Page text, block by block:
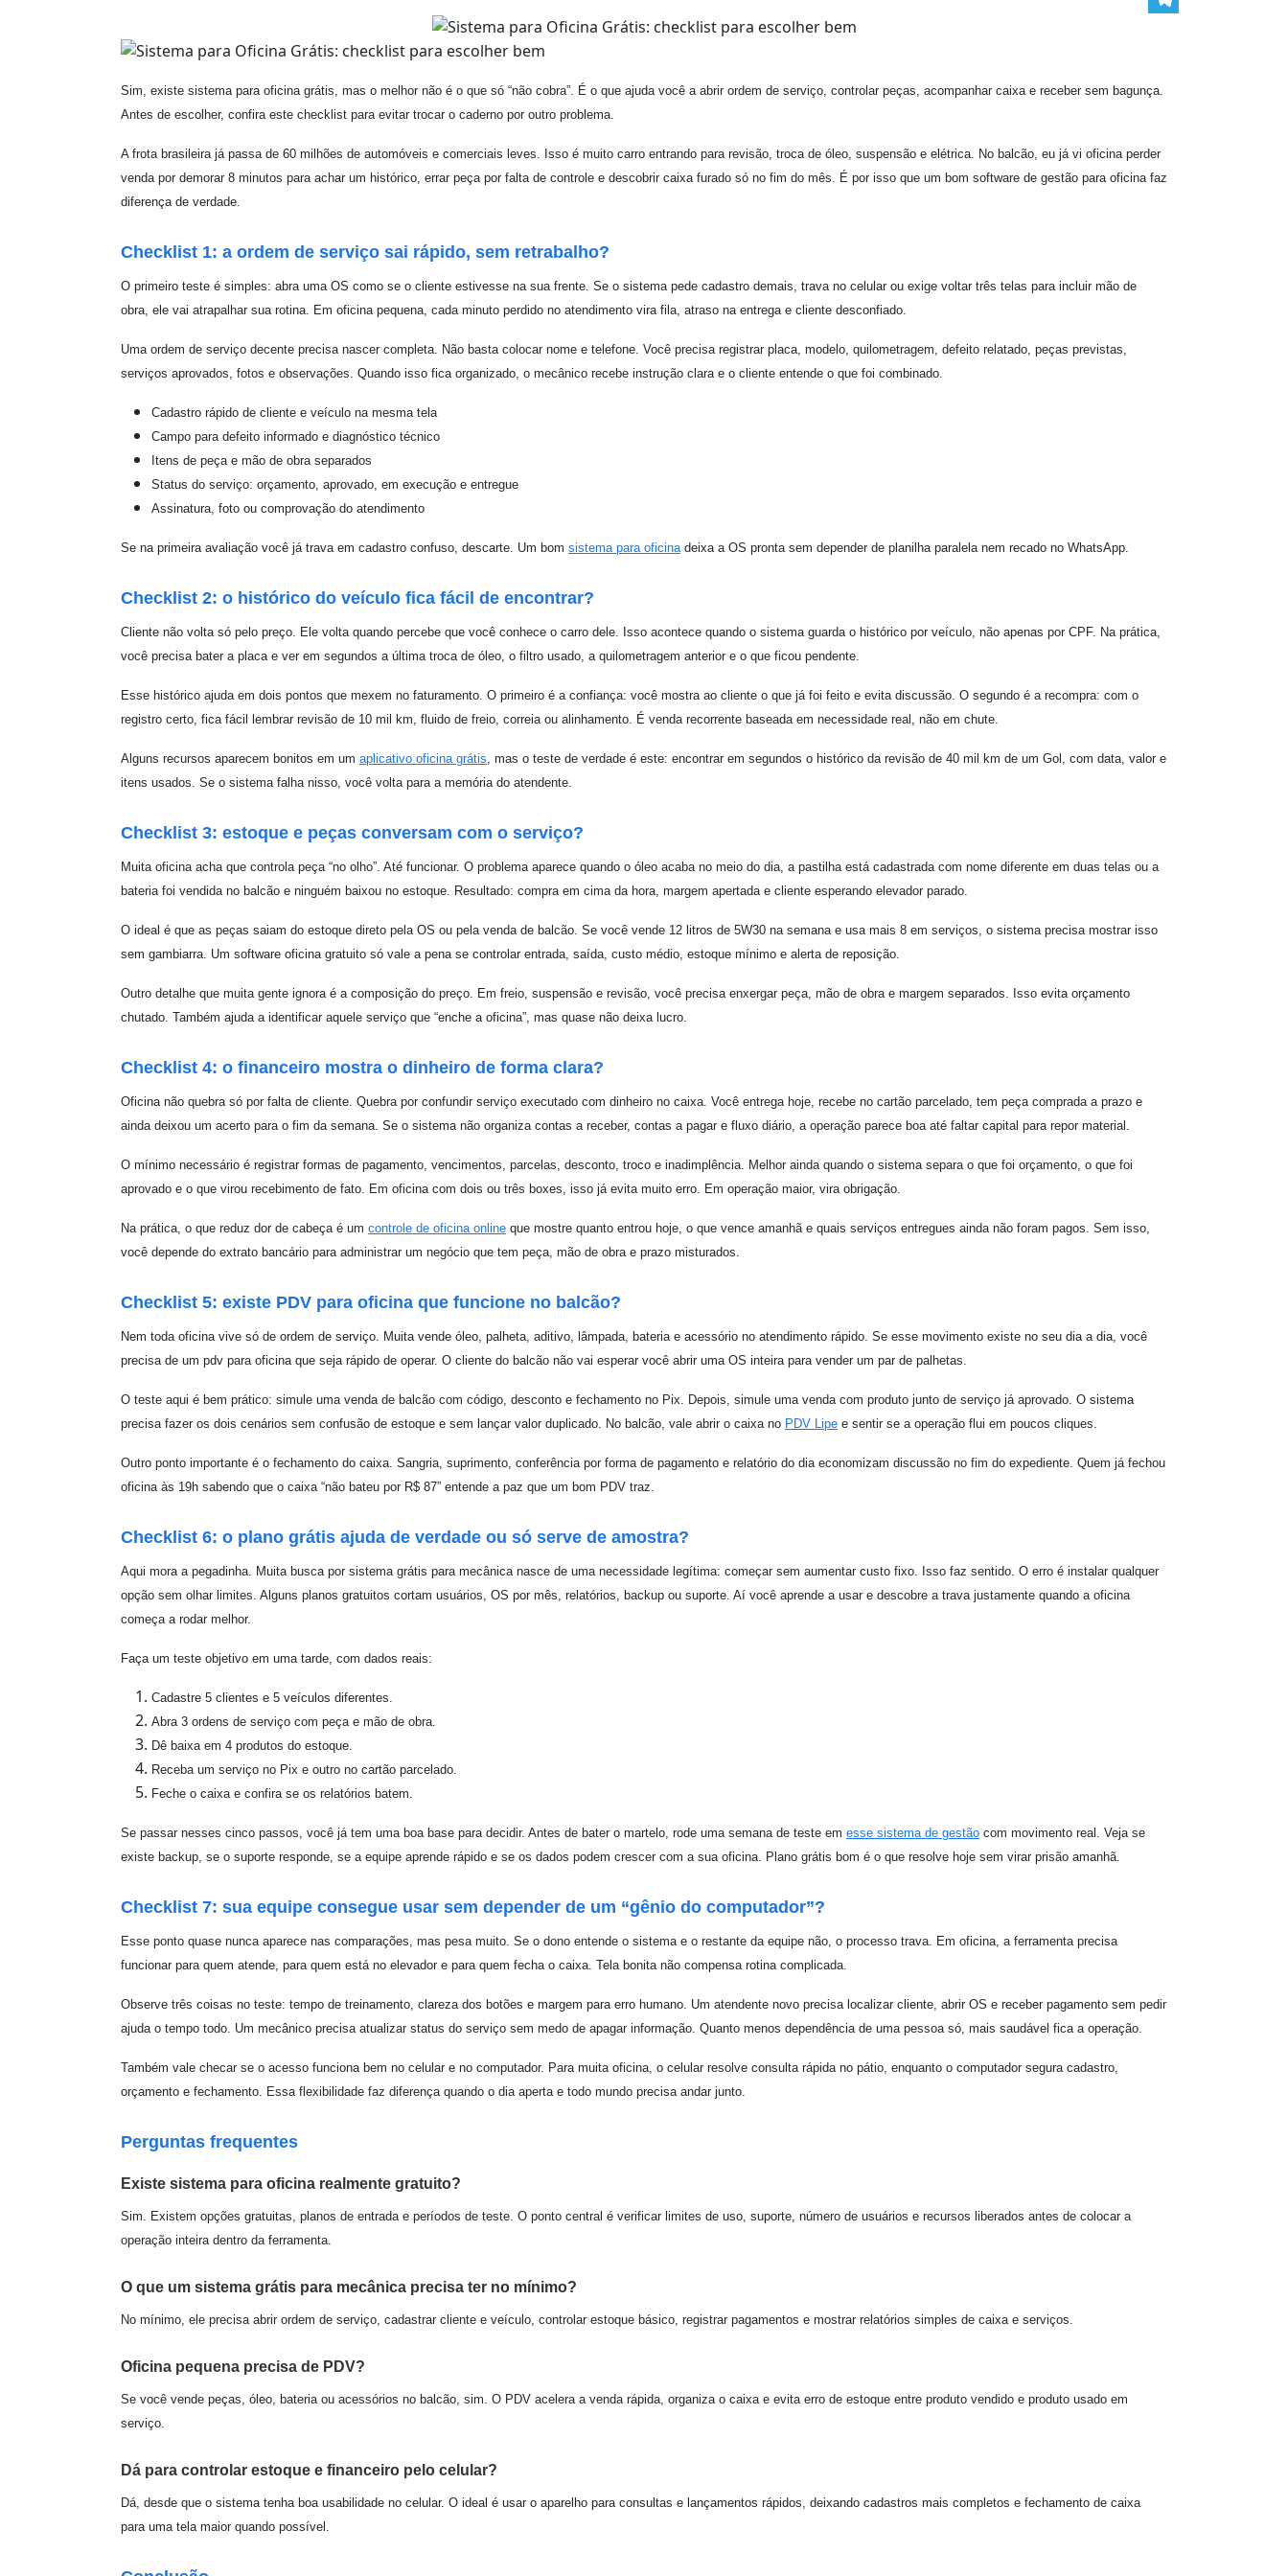
Sim, existe sistema para oficina grátis, mas o melhor não é o que só “não cobra”. É o que ajuda você a abrir ordem de serviço, controlar peças, acompanhar caixa e receber sem bagunça.
Antes de escolher, confira este checklist para evitar trocar o caderno por outro problema.
A frota brasileira já passa de 60 milhões de automóveis e comerciais leves. Isso é muito carro entrando para revisão, troca de óleo, suspensão e elétrica. No balcão, eu já vi oficina perder
venda por demorar 8 minutos para achar um histórico, errar peça por falta de controle e descobrir caixa furado só no fim do mês. É por isso que um bom software de gestão para oficina faz
diferença de verdade.
Checklist 1: a ordem de serviço sai rápido, sem retrabalho?
O primeiro teste é simples: abra uma OS como se o cliente estivesse na sua frente. Se o sistema pede cadastro demais, trava no celular ou exige voltar três telas para incluir mão de
obra, ele vai atrapalhar sua rotina. Em oficina pequena, cada minuto perdido no atendimento vira fila, atraso na entrega e cliente desconfiado.
Uma ordem de serviço decente precisa nascer completa. Não basta colocar nome e telefone. Você precisa registrar placa, modelo, quilometragem, defeito relatado, peças previstas,
serviços aprovados, fotos e observações. Quando isso fica organizado, o mecânico recebe instrução clara e o cliente entende o que foi combinado.
Cadastro rápido de cliente e veículo na mesma tela
Campo para defeito informado e diagnóstico técnico
Itens de peça e mão de obra separados
Status do serviço: orçamento, aprovado, em execução e entregue
Assinatura, foto ou comprovação do atendimento
Se na primeira avaliação você já trava em cadastro confuso, descarte. Um bom sistema para oficinadeixa a OS pronta sem depender de planilha paralela nem recado no WhatsApp.
Checklist 2: o histórico do veículo fica fácil de encontrar?
Cliente não volta só pelo preço. Ele volta quando percebe que você conhece o carro dele. Isso acontece quando o sistema guarda o histórico por veículo, não apenas por CPF. Na prática,
você precisa bater a placa e ver em segundos a última troca de óleo, o filtro usado, a quilometragem anterior e o que ficou pendente.
Esse histórico ajuda em dois pontos que mexem no faturamento. O primeiro é a confiança: você mostra ao cliente o que já foi feito e evita discussão. O segundo é a recompra: com o
registro certo, fica fácil lembrar revisão de 10 mil km, fluido de freio, correia ou alinhamento. É venda recorrente baseada em necessidade real, não em chute.
Alguns recursos aparecem bonitos em um aplicativo oficina grátis, mas o teste de verdade é este: encontrar em segundos o histórico da revisão de 40 mil km de um Gol, com data, valor e
itens usados. Se o sistema falha nisso, você volta para a memória do atendente.
Checklist 3: estoque e peças conversam com o serviço?
Muita oficina acha que controla peça “no olho”. Até funcionar. O problema aparece quando o óleo acaba no meio do dia, a pastilha está cadastrada com nome diferente em duas telas ou a
bateria foi vendida no balcão e ninguém baixou no estoque. Resultado: compra em cima da hora, margem apertada e cliente esperando elevador parado.
O ideal é que as peças saiam do estoque direto pela OS ou pela venda de balcão. Se você vende 12 litros de 5W30 na semana e usa mais 8 em serviços, o sistema precisa mostrar isso
sem gambiarra. Um software oficina gratuito só vale a pena se controlar entrada, saída, custo médio, estoque mínimo e alerta de reposição.
Outro detalhe que muita gente ignora é a composição do preço. Em freio, suspensão e revisão, você precisa enxergar peça, mão de obra e margem separados. Isso evita orçamento
chutado. Também ajuda a identificar aquele serviço que “enche a oficina”, mas quase não deixa lucro.
Checklist 4: o financeiro mostra o dinheiro de forma clara?
Oficina não quebra só por falta de cliente. Quebra por confundir serviço executado com dinheiro no caixa. Você entrega hoje, recebe no cartão parcelado, tem peça comprada a prazo e
ainda deixou um acerto para o fim da semana. Se o sistema não organiza contas a receber, contas a pagar e fluxo diário, a operação parece boa até faltar capital para repor material.
O mínimo necessário é registrar formas de pagamento, vencimentos, parcelas, desconto, troco e inadimplência. Melhor ainda quando o sistema separa o que foi orçamento, o que foi
aprovado e o que virou recebimento de fato. Em oficina com dois ou três boxes, isso já evita muito erro. Em operação maior, vira obrigação.
Na prática, o que reduz dor de cabeça é um controle de oficina online que mostre quanto entrou hoje, o que vence amanhã e quais serviços entregues ainda não foram pagos. Sem isso,
você depende do extrato bancário para administrar um negócio que tem peça, mão de obra e prazo misturados.
Checklist 5: existe PDV para oficina que funcione no balcão?
Nem toda oficina vive só de ordem de serviço. Muita vende óleo, palheta, aditivo, lâmpada, bateria e acessório no atendimento rápido. Se esse movimento existe no seu dia a dia, você
precisa de um pdv para oficina que seja rápido de operar. O cliente do balcão não vai esperar você abrir uma OS inteira para vender um par de palhetas.
O teste aqui é bem prático: simule uma venda de balcão com código, desconto e fechamento no Pix. Depois, simule uma venda com produto junto de serviço já aprovado. O sistema
precisa fazer os dois cenários sem confusão de estoque e sem lançar valor duplicado. No balcão, vale abrir o caixa no PDV Lipe e sentir se a operação flui em poucos cliques.
Outro ponto importante é o fechamento do caixa. Sangria, suprimento, conferência por forma de pagamento e relatório do dia economizam discussão no fim do expediente. Quem já fechou
oficina às 19h sabendo que o caixa “não bateu por R$ 87” entende a paz que um bom PDV traz.
Checklist 6: o plano grátis ajuda de verdade ou só serve de amostra?
Aqui mora a pegadinha. Muita busca por sistema grátis para mecânica nasce de uma necessidade legítima: começar sem aumentar custo fixo. Isso faz sentido. O erro é instalar qualquer
opção sem olhar limites. Alguns planos gratuitos cortam usuários, OS por mês, relatórios, backup ou suporte. Aí você aprende a usar e descobre a trava justamente quando a oficina
começa a rodar melhor.
Faça um teste objetivo em uma tarde, com dados reais:
Cadastre 5 clientes e 5 veículos diferentes.
Abra 3 ordens de serviço com peça e mão de obra.
Dê baixa em 4 produtos do estoque.
Receba um serviço no Pix e outro no cartão parcelado.
Feche o caixa e confira se os relatórios batem.
Se passar nesses cinco passos, você já tem uma boa base para decidir. Antes de bater o martelo, rode uma semana de teste em esse sistema de gestão com movimento real. Veja se
existe backup, se o suporte responde, se a equipe aprende rápido e se os dados podem crescer com a sua oficina. Plano grátis bom é o que resolve hoje sem virar prisão amanhã.
Checklist 7: sua equipe consegue usar sem depender de um “gênio do computador”?
Esse ponto quase nunca aparece nas comparações, mas pesa muito. Se o dono entende o sistema e o restante da equipe não, o processo trava. Em oficina, a ferramenta precisa
funcionar para quem atende, para quem está no elevador e para quem fecha o caixa. Tela bonita não compensa rotina complicada.
Observe três coisas no teste: tempo de treinamento, clareza dos botões e margem para erro humano. Um atendente novo precisa localizar cliente, abrir OS e receber pagamento sem pedir
ajuda o tempo todo. Um mecânico precisa atualizar status do serviço sem medo de apagar informação. Quanto menos dependência de uma pessoa só, mais saudável fica a operação.
Também vale checar se o acesso funciona bem no celular e no computador. Para muita oficina, o celular resolve consulta rápida no pátio, enquanto o computador segura cadastro,
orçamento e fechamento. Essa flexibilidade faz diferença quando o dia aperta e todo mundo precisa andar junto.
Perguntas frequentes
Existe sistema para oficina realmente gratuito?
Sim. Existem opções gratuitas, planos de entrada e períodos de teste. O ponto central é verificar limites de uso, suporte, número de usuários e recursos liberados antes de colocar a
operação inteira dentro da ferramenta.
O que um sistema grátis para mecânica precisa ter no mínimo?
No mínimo, ele precisa abrir ordem de serviço, cadastrar cliente e veículo, controlar estoque básico, registrar pagamentos e mostrar relatórios simples de caixa e serviços.
Oficina pequena precisa de PDV?
Se você vende peças, óleo, bateria ou acessórios no balcão, sim. O PDV acelera a venda rápida, organiza o caixa e evita erro de estoque entre produto vendido e produto usado em
serviço.
Dá para controlar estoque e financeiro pelo celular?
Dá, desde que o sistema tenha boa usabilidade no celular. O ideal é usar o aparelho para consultas e lançamentos rápidos, deixando cadastros mais completos e fechamento de caixa
para uma tela maior quando possível.